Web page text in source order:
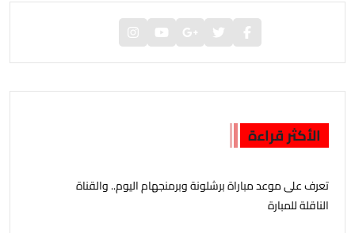
الأكثر قراءة
تعرف على موعد مباراة برشلونة وبرمنجهام اليوم.. والقناة
الناقلة للمبارة